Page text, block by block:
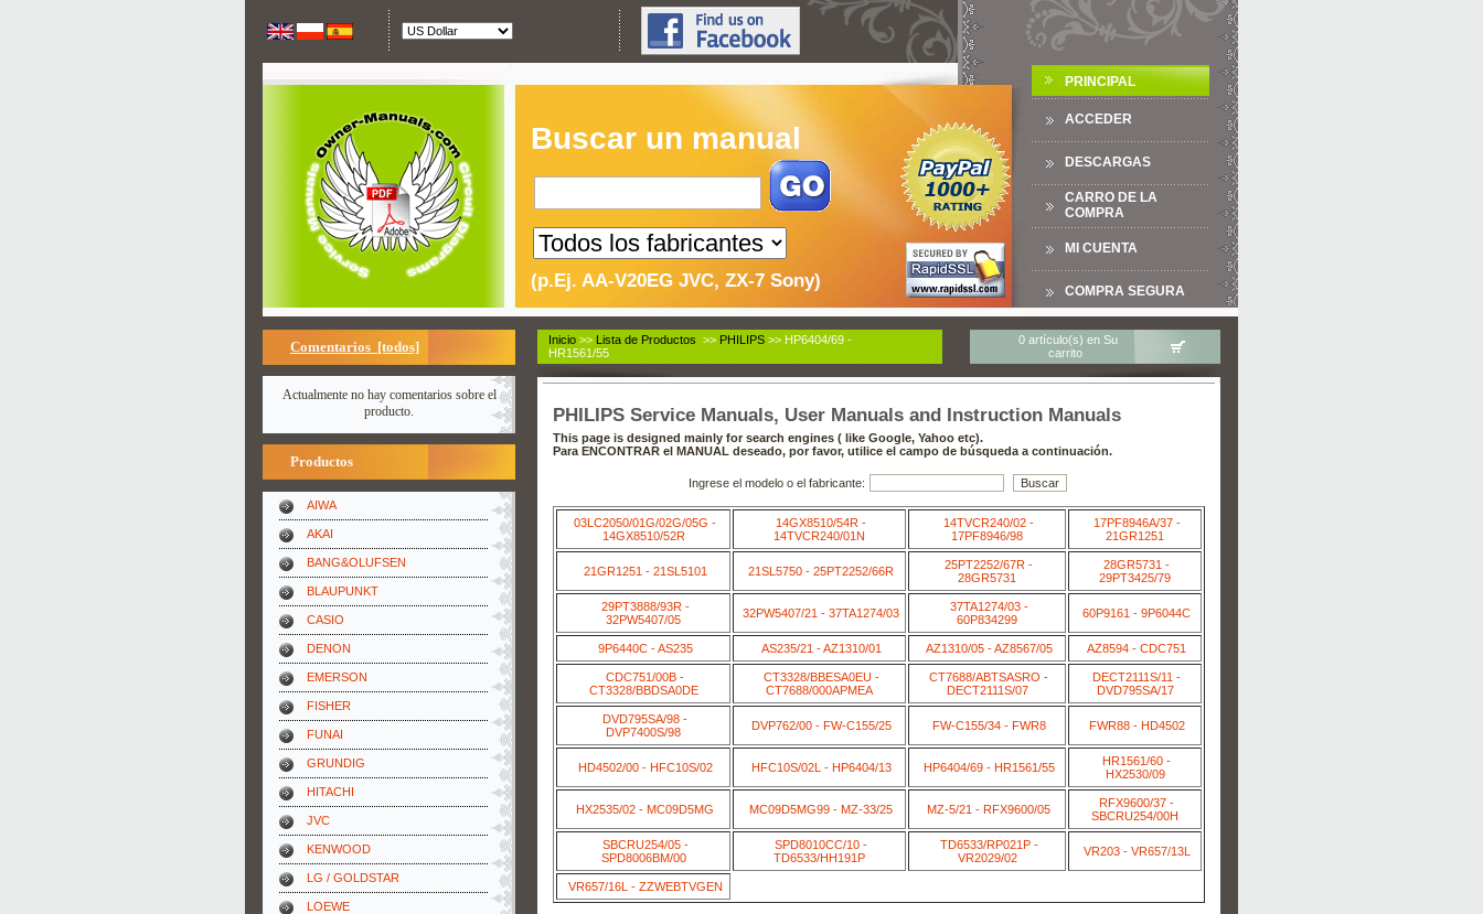
Buscar un manual
(p.Ej. AA-V20EG JVC, ZX-7 Sony)
PRINCIPAL
ACCEDER
DESCARGAS
CARRO DE LA
COMPRA
MI CUENTA
COMPRA SEGURA
Comentarios [todos]
Actualmente no hay comentarios sobre el
producto.
Productos
AIWA
AKAI
BANG&OLUFSEN
BLAUPUNKT
CASIO
DENON
EMERSON
FISHER
FUNAI
GRUNDIG
HITACHI
JVC
KENWOOD
LG / GOLDSTAR
LOEWE
Inicio >> Lista de Productos >> PHILIPS >> HP6404/69 -
HR1561/55
0 artículo(s) en Su
carrito
PHILIPS Service Manuals, User Manuals and Instruction Manuals
This page is designed mainly for search engines ( like Google, Yahoo etc).
Para ENCONTRAR el MANUAL deseado, por favor, utilice el campo de búsqueda a continuación.
Ingrese el modelo o el fabricante:
03LC2050/01G/02G/05G -
14GX8510/52R
14GX8510/54R -
14TVCR240/01N
14TVCR240/02 -
17PF8946/98
17PF8946A/37 -
21GR1251
21GR1251 - 21SL5101 21SL5750 - 25PT2252/66R
25PT2252/67R -
28GR5731
28GR5731 -
29PT3425/79
29PT3888/93R -
32PW5407/05
32PW5407/21 - 37TA1274/03
37TA1274/03 -
60P834299
60P9161 - 9P6044C
9P6440C - AS235 AS235/21 - AZ1310/01 AZ1310/05 - AZ8567/05 AZ8594 - CDC751
CDC751/00B -
CT3328/BBDSA0DE
CT3328/BBESA0EU -
CT7688/000APMEA
CT7688/ABTSASRO -
DECT2111S/07
DECT2111S/11 -
DVD795SA/17
DVD795SA/98 -
DVP7400S/98
DVP762/00 - FW-C155/25 FW-C155/34 - FWR8 FWR88 - HD4502
HD4502/00 - HFC10S/02 HFC10S/02L - HP6404/13 HP6404/69 - HR1561/55
HR1561/60 -
HX2530/09
HX2535/02 - MC09D5MG MC09D5MG99 - MZ-33/25 MZ-5/21 - RFX9600/05
RFX9600/37 -
SBCRU254/00H
SBCRU254/05 -
SPD8006BM/00
SPD8010CC/10 -
TD6533/HH191P
TD6533/RP021P -
VR2029/02
VR203 - VR657/13L
VR657/16L - ZZWEBTVGEN